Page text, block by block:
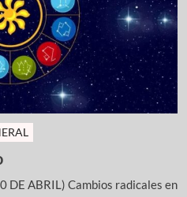
DE ABRIL) Cambios radicales en